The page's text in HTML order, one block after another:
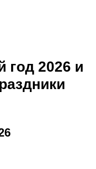
2026 и